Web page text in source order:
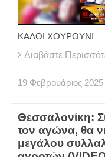
ΚΑΛΟΙ ΧΟΥΡΟΥΝ!
Διαβάστε
19 Φεβρουάριος 2025
Θεσσαλονίκη:
τον αγώνα, θα
μεγάλου